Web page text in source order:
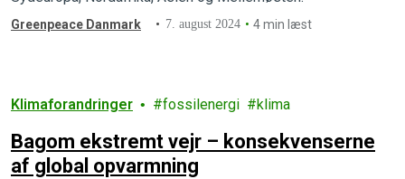
Greenpeace Danmark 7. august 2024 4 min læst
Klimaforandringer fossilenergi klima
Bagom ekstremt vejr – konsekvenserne
af global opvarmning